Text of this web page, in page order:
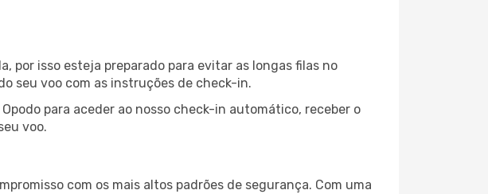
por isso esteja preparado para evitar as longas filas no
seu voo com as instruções de check-in.
para aceder ao nosso check-in automático, receber o
voo.
com os mais altos padrões de segurança. Com uma